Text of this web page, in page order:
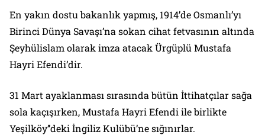
En yakın dostu bakanlık yapmış, 1914’de Osmanlı’yı
Birinci Dünya Savaşı’na sokan cihat fetvasının altında
Şeyhülislam olarak imza atacak Ürgüplü Mustafa
Hayri Efendi’dir.
31 Mart ayaklanması sırasında bütün İttihatçılar sağa
sola kaçışırken, Mustafa Hayri Efendi ile birlikte
Yeşilköy’’deki İngiliz Kulübü’ne sığınırlar.